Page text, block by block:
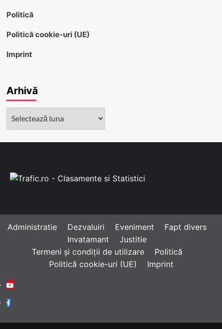
Politică
Politică cookie-uri (UE)
Imprint
Arhivă
Administratie Dezvaluiri Eveniment
Fapt divers
Invatamant
Justitie
Termeni și condiții de utilizare
Politică
Politică cookie-uri (UE)
Imprint
Youtube
Facebook